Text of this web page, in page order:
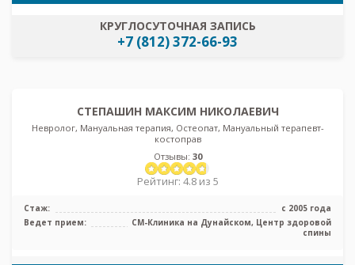
КРУГЛОСУТОЧНАЯ ЗАПИСЬ
+7 (812) 372-66-93
СТЕПАШИН МАКСИМ НИКОЛАЕВИЧ
Невролог, Мануальная терапия, Остеопат, Мануальный терапевт-
костоправ
Отзывы: 30
Рейтинг: 4.8 из 5
Стаж:
с 2005 года
Ведет прием:
СМ-Клиника на Дунайском, Центр здоровой
спины